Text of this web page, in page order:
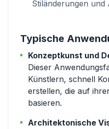
Stiländerungen und
Typische
Konzeptkunst und
Dieser
Künstlern, schnell
erstellen, die auf
basieren.
Architektonische